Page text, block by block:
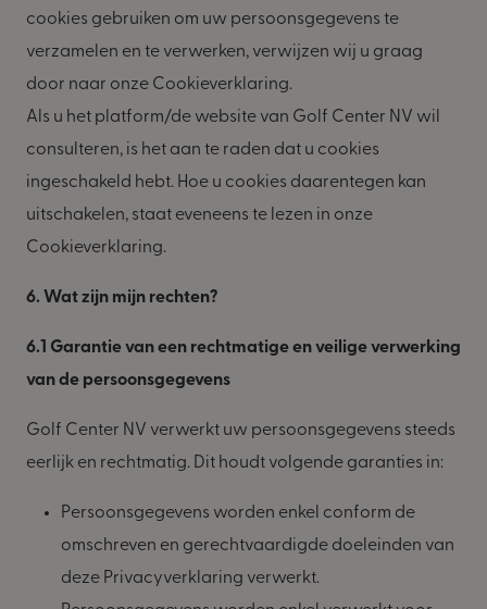
cookies gebruiken om uw persoonsgegevens te
verzamelen en te verwerken, verwijzen wij u graag
door naar onze Cookieverklaring.
Als u het platform/de website van Golf Center NV wil
consulteren, is het aan te raden dat u cookies
ingeschakeld hebt. Hoe u cookies daarentegen kan
uitschakelen, staat eveneens te lezen in onze
Cookieverklaring.
6. Wat zijn mijn rechten?
6.1 Garantie van een rechtmatige en veilige verwerking
van de persoonsgegevens
Golf Center NV verwerkt uw persoonsgegevens steeds
eerlijk en rechtmatig. Dit houdt volgende garanties in:
Persoonsgegevens worden enkel conform de
omschreven en gerechtvaardigde doeleinden van
deze Privacyverklaring verwerkt.